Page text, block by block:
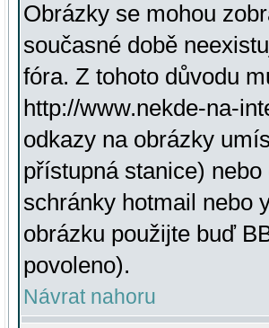
Obrázky se mohou
současné době
fóra. Z tohoto důvodu
http://www.nekde-na-
odkazy na obrázky
přístupná stanice)
schránky hotmail nebo
obrázku použijte buď
povoleno).
Návrat nahoru